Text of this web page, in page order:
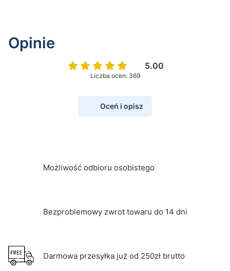
Opinie
5.00
Liczba ocen: 369
Oceń i opisz
Możliwość odbioru osobistego
Bezproblemowy zwrot towaru do 14 dni
Darmowa przesyłka już od 250zł brutto